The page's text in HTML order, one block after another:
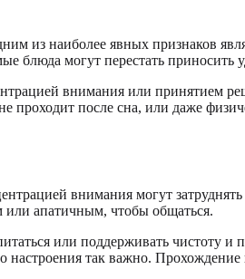
из наиболее явных признаков
блюда могут перестать приносить
внимания или принятием
проходит после сна, или даже
внимания могут
или апатичным, чтобы общаться.
или поддерживать чистоту и
так важно.